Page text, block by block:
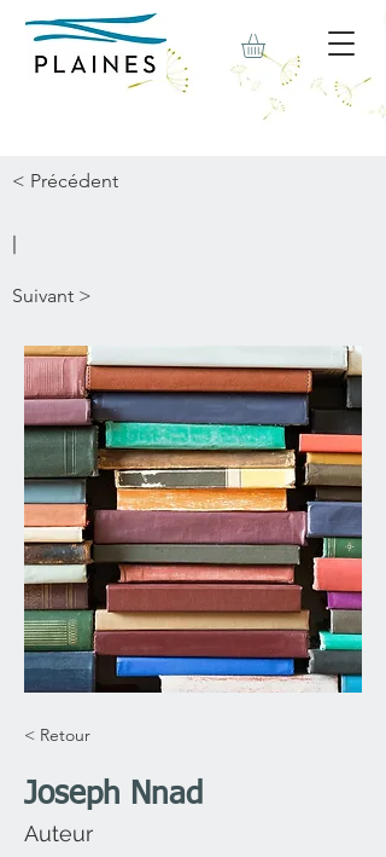
< Précédent
|
Suivant >
< Retour
Joseph Nnad
Auteur